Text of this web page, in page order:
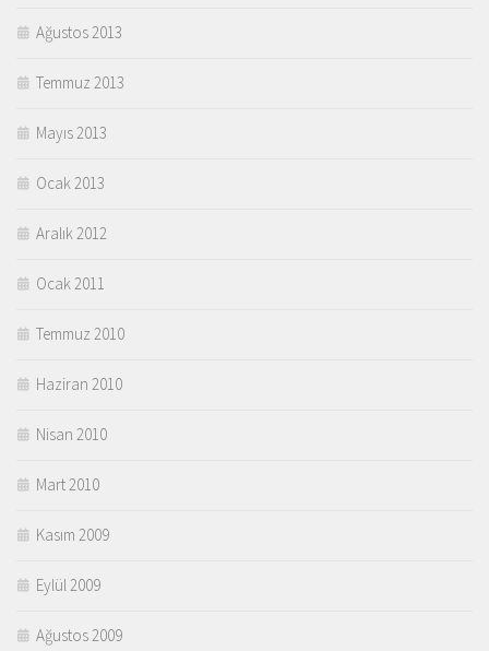
Ağustos 2013
Temmuz 2013
Mayıs 2013
Ocak 2013
Aralık 2012
Ocak 2011
Temmuz 2010
Haziran 2010
Nisan 2010
Mart 2010
Kasım 2009
Eylül 2009
Ağustos 2009